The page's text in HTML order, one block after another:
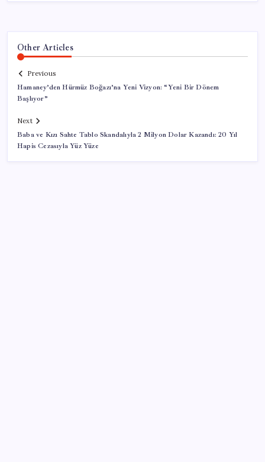
Other Articles
Previous
Hamaney’den Hürmüz Boğazı’na Yeni Vizyon: “Yeni Bir Dönem
Başlıyor”
Next
Baba ve Kızı Sahte Tablo Skandalıyla 2 Milyon Dolar Kazandı: 20 Yıl
Hapis Cezasıyla Yüz Yüze